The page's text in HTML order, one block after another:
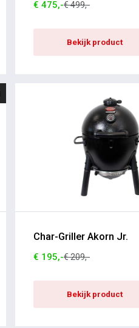
€ 475,-€ 499,-
Bekijk product
Char-Griller Akorn Jr.
€ 195,-€ 209,-
Bekijk product